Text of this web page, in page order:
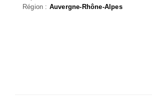
Région : Auvergne-Rhône-Alpes